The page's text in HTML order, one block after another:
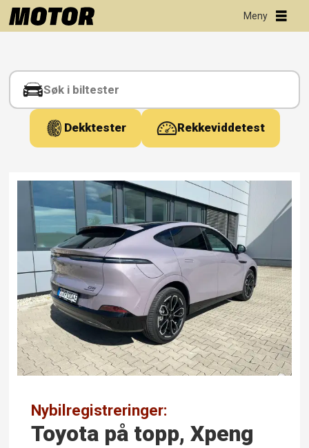
Tag:
ofv
Dekktester Rekkeviddetest
Nybilregistreringer:
Toyota på topp, Xpeng